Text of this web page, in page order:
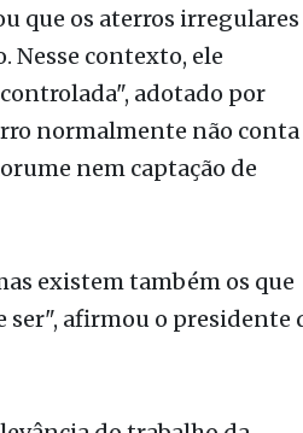
adotado por
normalmente não conta
nem captação de
existem também os que
do trabalho da